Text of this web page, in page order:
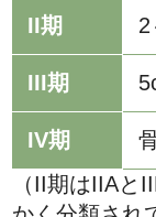
II期 2
III期
IV期
（II期はIIA